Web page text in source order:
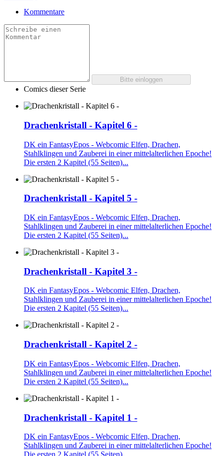
Kommentare
Comics dieser Serie
Drachenkristall - Kapitel 6 -
DK ein FantasyEpos - Webcomic Elfen, Drachen,
Stahlklingen und Zauberei in einer mittelalterlichen Epoche!
Die ersten 2 Kapitel (55 Seiten)...
Drachenkristall - Kapitel 5 -
DK ein FantasyEpos - Webcomic Elfen, Drachen,
Stahlklingen und Zauberei in einer mittelalterlichen Epoche!
Die ersten 2 Kapitel (55 Seiten)...
Drachenkristall - Kapitel 3 -
DK ein FantasyEpos - Webcomic Elfen, Drachen,
Stahlklingen und Zauberei in einer mittelalterlichen Epoche!
Die ersten 2 Kapitel (55 Seiten)...
Drachenkristall - Kapitel 2 -
DK ein FantasyEpos - Webcomic Elfen, Drachen,
Stahlklingen und Zauberei in einer mittelalterlichen Epoche!
Die ersten 2 Kapitel (55 Seiten)...
Drachenkristall - Kapitel 1 -
DK ein FantasyEpos - Webcomic Elfen, Drachen,
Stahlklingen und Zauberei in einer mittelalterlichen Epoche!